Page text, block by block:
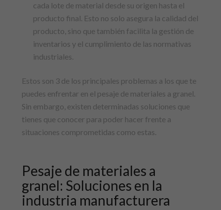
cada lote de material desde su origen hasta el
producto final. Esto no solo asegura la calidad del
producto, sino que también facilita la gestión de
inventarios y el cumplimiento de las normativas
industriales.
Estos son 3 de los principales problemas a los que te
puedes enfrentar en el pesaje de materiales a granel.
Sin embargo, existen determinadas soluciones que
tienes que conocer para poder hacer frente a
situaciones comprometidas como estas.
Pesaje de materiales a
granel: Soluciones en la
industria manufacturera